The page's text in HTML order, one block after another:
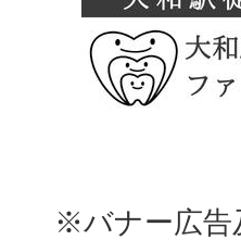
※バナー広告